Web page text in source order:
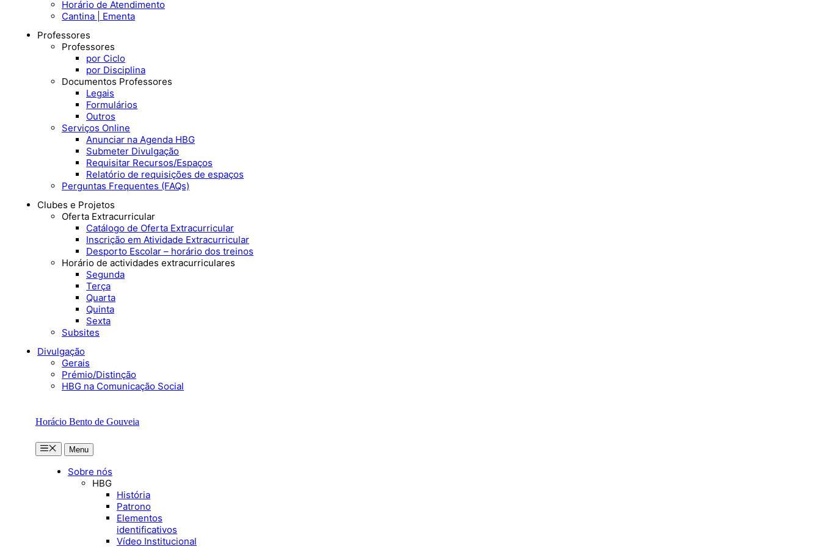
Horário de Atendimento
Cantina | Ementa
Professores
Professores
por Ciclo
por Disciplina
Documentos Professores
Legais
Formulários
Outros
Serviços Online
Anunciar na Agenda HBG
Submeter Divulgação
Requisitar Recursos/Espaços
Relatório de requisições de espaços
Perguntas Frequentes (FAQs)
Clubes e Projetos
Oferta Extracurricular
Catálogo de Oferta Extracurricular
Inscrição em Atividade Extracurricular
Desporto Escolar – horário dos treinos
Horário de actividades extracurriculares
Segunda
Terça
Quarta
Quinta
Sexta
Subsites
Divulgação
Gerais
Prémio/Distinção
HBG na Comunicação Social
Horácio Bento de Gouveia
MenuMenu
Sobre nós
HBG
História
Patrono
Elementos
identificativos
Vídeo Institucional